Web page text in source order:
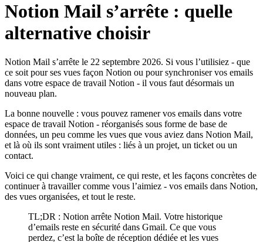
Notion Mail s’arrête : quelle
alternative choisir
Notion Mail s’arrête le 22 septembre 2026. Si vous l’utilisiez - que
ce soit pour ses vues façon Notion ou pour synchroniser vos emails
dans votre espace de travail Notion - il vous faut désormais un
nouveau plan.
La bonne nouvelle : vous pouvez ramener vos emails dans votre
espace de travail Notion - réorganisés sous forme de base de
données, un peu comme les vues que vous aviez dans Notion Mail,
et là où ils sont vraiment utiles : liés à un projet, un ticket ou un
contact.
Voici ce qui change vraiment, ce qui reste, et les façons concrètes de
continuer à travailler comme vous l’aimiez - vos emails dans Notion,
des vues organisées, et tout le reste.
TL;DR : Notion arrête Notion Mail. Votre historique
d’emails reste en sécurité dans Gmail. Ce que vous
perdez, c’est la boîte de réception dédiée et les vues